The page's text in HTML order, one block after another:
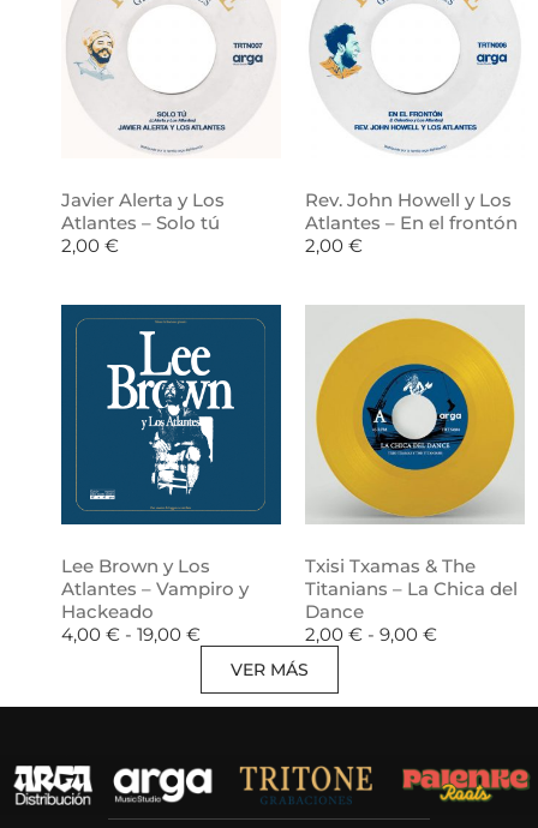
Javier Alerta y Los
Atlantes – Solo tú
2,00 €
Rev. John Howell y Los
Atlantes – En el frontón
2,00 €
Lee Brown y Los
Atlantes – Vampiro y
Hackeado
4,00 € - 19,00 €
Txisi Txamas & The
Titanians – La Chica del
Dance
2,00 € - 9,00 €
VER MÁS